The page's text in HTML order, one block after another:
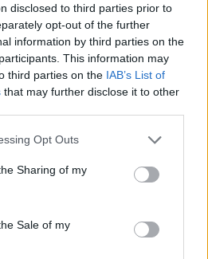
disclosed to third parties prior to
opt-out of the further
information by third parties on the
This information may
third parties on the IAB’s List of
that may further disclose it to other
Opt Outs
Sharing of my
Sale of my